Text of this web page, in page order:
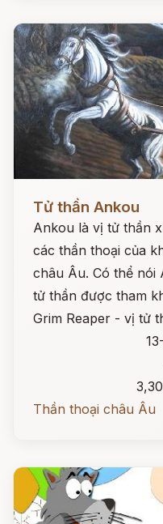
Tử thần Ankou
Ankou là vị tử thần
các thần thoại của
châu Âu. Có thể
tử thần được tham
Grim Reaper - vị tử
Thần thoại châu Âu